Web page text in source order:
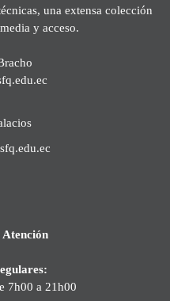
una extensa colección
y acceso.
7h00 a 21h00